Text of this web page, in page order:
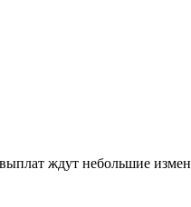
ждут небольшие